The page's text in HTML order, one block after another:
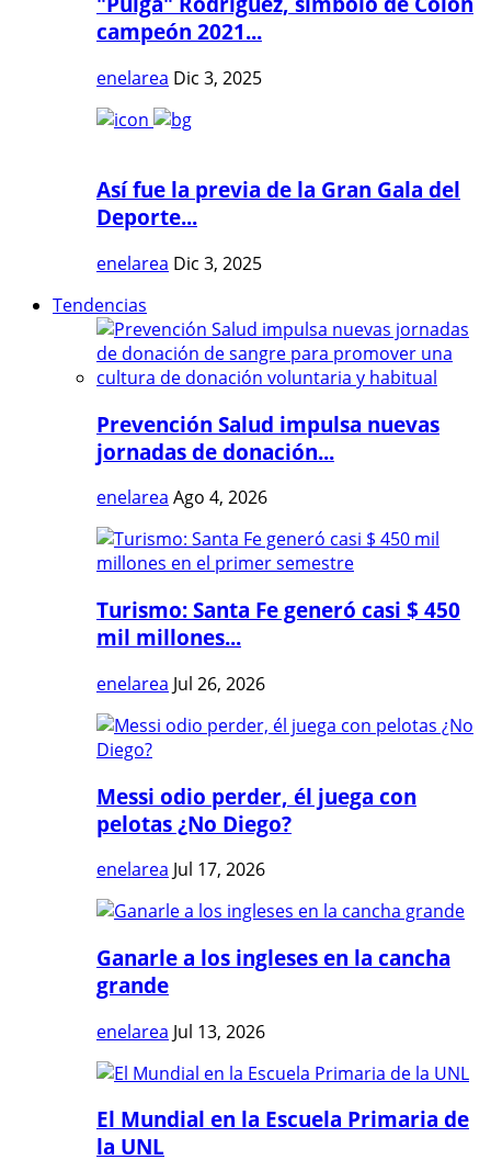
campeón 2021...
enelarea Dic 3, 2025
Así fue la previa de la Gran Gala del
Deporte...
enelarea Dic 3, 2025
Tendencias
Prevención Salud impulsa nuevas
jornadas de donación...
enelarea Ago 4, 2026
Turismo: Santa Fe generó casi $ 450
mil millones...
enelarea Jul 26, 2026
Messi odio perder, él juega con
pelotas ¿No Diego?
enelarea Jul 17, 2026
Ganarle a los ingleses en la cancha
grande
enelarea Jul 13, 2026
El Mundial en la Escuela Primaria de
la UNL